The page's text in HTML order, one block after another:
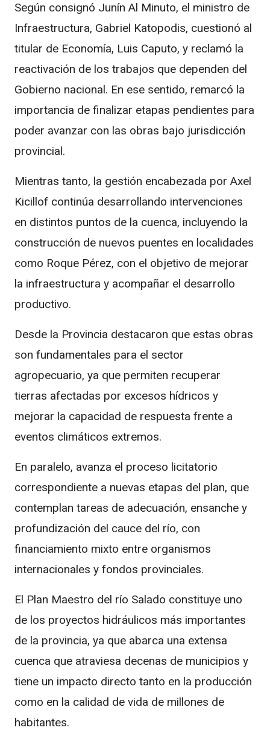
Según consignó Junín Al Minuto, el ministro de
Infraestructura, Gabriel Katopodis, cuestionó al
titular de Economía, Luis Caputo, y reclamó la
reactivación de los trabajos que dependen del
Gobierno nacional. En ese sentido, remarcó la
importancia de finalizar etapas pendientes para
poder avanzar con las obras bajo jurisdicción
provincial.
Mientras tanto, la gestión encabezada por Axel
Kicillof continúa desarrollando intervenciones
en distintos puntos de la cuenca, incluyendo la
construcción de nuevos puentes en localidades
como Roque Pérez, con el objetivo de mejorar
la infraestructura y acompañar el desarrollo
productivo.
Desde la Provincia destacaron que estas obras
son fundamentales para el sector
agropecuario, ya que permiten recuperar
tierras afectadas por excesos hídricos y
mejorar la capacidad de respuesta frente a
eventos climáticos extremos.
En paralelo, avanza el proceso licitatorio
correspondiente a nuevas etapas del plan, que
contemplan tareas de adecuación, ensanche y
profundización del cauce del río, con
financiamiento mixto entre organismos
internacionales y fondos provinciales.
El Plan Maestro del río Salado constituye uno
de los proyectos hidráulicos más importantes
de la provincia, ya que abarca una extensa
cuenca que atraviesa decenas de municipios y
tiene un impacto directo tanto en la producción
como en la calidad de vida de millones de
habitantes.